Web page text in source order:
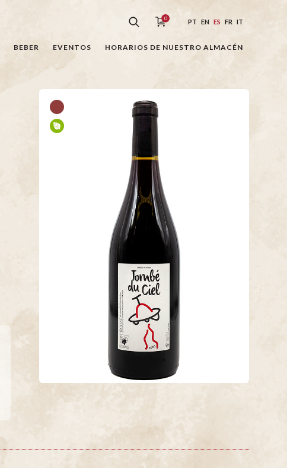
0 PT EN ES FR IT
BEBER EVENTOS HORARIOS DE NUESTRO ALMACÉN